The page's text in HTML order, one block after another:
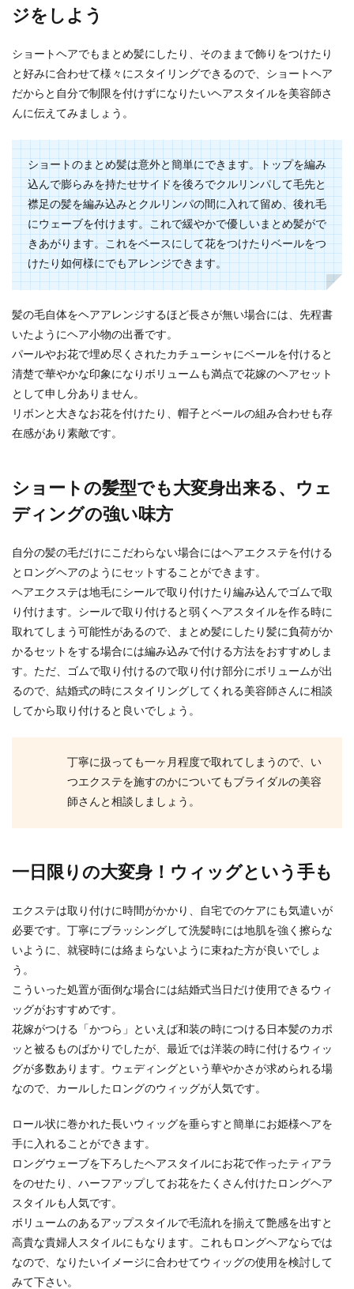
ウェルカムボードの文字を手書きする
お願いする場合と、友だちや知り合いににお願い
する場合があ...
テーブルコーディネートのコツ！結婚
式を節約して素敵に演出
ルコーディネートの部分でも何か節約することは
できないか、...
動させるよう...
ジをしよう
ショートヘアでもまとめ髪にしたり、そのままで飾りをつけたり
と好みに合わせて様々にスタイリングできるので、ショートヘア
だからと自分で制限を付けずになりたいヘアスタイルを美容師さ
んに伝えてみましょう。
ショートのまとめ髪は意外と簡単にできます。トップを編み
込んで膨らみを持たせサイドを後ろでクルリンパして毛先と
襟足の髪を編み込みとクルリンパの間に入れて留め、後れ毛
にウェーブを付けます。これで緩やかで優しいまとめ髪がで
きあがります。これをベースにして花をつけたりベールをつ
けたり如何様にでもアレンジできます。
髪の毛自体をヘアアレンジするほど長さが無い場合には、先程書
いたようにヘア小物の出番です。
パールやお花で埋め尽くされたカチューシャにベールを付けると
清楚で華やかな印象になりボリュームも満点で花嫁のヘアセット
として申し分ありません。
リボンと大きなお花を付けたり、帽子とベールの組み合わせも存
在感があり素敵です。
ショートの髪型でも大変身出来る、ウェ
ディングの強い味方
自分の髪の毛だけにこだわらない場合にはヘアエクステを付ける
とロングヘアのようにセットすることができます。
ヘアエクステは地毛にシールで取り付けたり編み込んでゴムで取
り付けます。シールで取り付けると弱くヘアスタイルを作る時に
取れてしまう可能性があるので、まとめ髪にしたり髪に負荷がか
かるセットをする場合には編み込みで付ける方法をおすすめしま
す。ただ、ゴムで取り付けるので取り付け部分にボリュームが出
るので、結婚式の時にスタイリングしてくれる美容師さんに相談
してから取り付けると良いでしょう。
丁寧に扱っても一ヶ月程度で取れてしまうので、い
つエクステを施すのかについてもブライダルの美容
師さんと相談しましょう。
一日限りの大変身！ウィッグという手も
エクステは取り付けに時間がかかり、自宅でのケアにも気遣いが
必要です。丁寧にブラッシングして洗髪時には地肌を強く擦らな
いように、就寝時には絡まらないように束ねた方が良いでしょ
う。
こういった処置が面倒な場合には結婚式当日だけ使用できるウィ
ッグがおすすめです。
花嫁がつける「かつら」といえば和装の時につける日本髪のカポ
ッと被るものばかりでしたが、最近では洋装の時に付けるウィッ
グが多数あります。ウェディングという華やかさが求められる場
なので、カールしたロングのウィッグが人気です。
ロール状に巻かれた長いウィッグを垂らすと簡単にお姫様ヘアを
手に入れることができます。
ロングウェーブを下ろしたヘアスタイルにお花で作ったティアラ
をのせたり、ハーフアップしてお花をたくさん付けたロングヘア
スタイルも人気です。
ボリュームのあるアップスタイルで毛流れを揃えて艶感を出すと
高貴な貴婦人スタイルにもなります。これもロングヘアならでは
なので、なりたいイメージに合わせてウィッグの使用を検討して
みて下さい。